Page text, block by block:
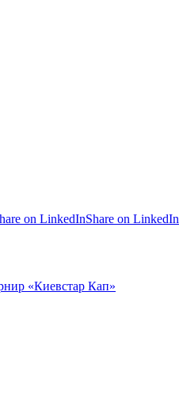
on LinkedInShare on LinkedIn
«Киевстар Кап»